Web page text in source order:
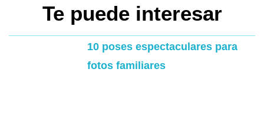
Te puede interesar
10 poses espectaculares para
fotos familiares